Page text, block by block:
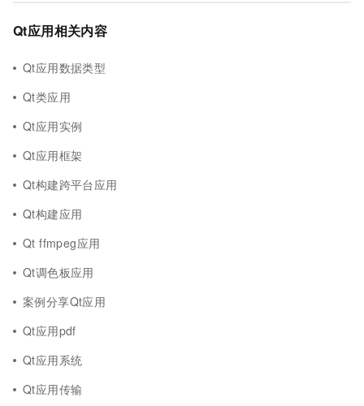
Qt应用相关内容
Qt应用数据类型
Qt类应用
Qt应用实例
Qt应用框架
Qt构建跨平台应用
Qt构建应用
Qt ffmpeg应用
Qt调色板应用
案例分享Qt应用
Qt应用pdf
Qt应用系统
Qt应用传输